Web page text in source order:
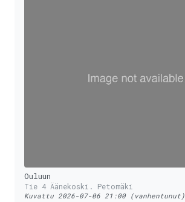
Ouluun
Tie 4 Äänekoski. Petomäki
Kuvattu 2026-07-06 21:00 (vanhentunut)